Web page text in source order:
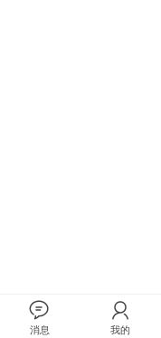
消息 我的